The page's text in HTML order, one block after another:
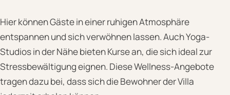
Hier können Gäste in einer ruhigen Atmosphäre
entspannen und sich verwöhnen lassen. Auch Yoga-
Studios in der Nähe bieten Kurse an, die sich ideal zur
Stressbewältigung eignen. Diese Wellness-Angebote
tragen dazu bei, dass sich die Bewohner der Villa